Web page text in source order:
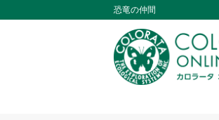
恐竜の仲間